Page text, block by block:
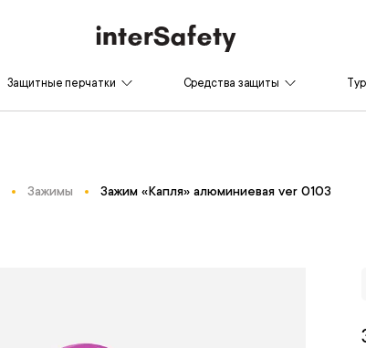
Защитные перчатки Средства защиты
Зажимы Зажим «Капля» алюминиевая ver 0103